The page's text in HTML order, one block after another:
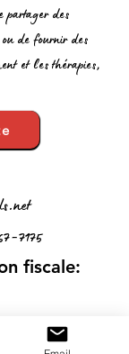
des
de fournir des
et les thérapies,
7175
fiscale: